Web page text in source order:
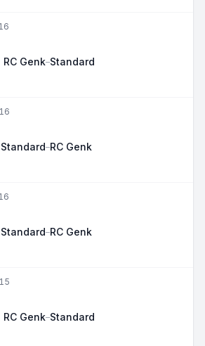
RC Genk–Standard
Standard–RC Genk
Standard–RC Genk
RC Genk–Standard